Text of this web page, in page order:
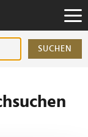
SUCHEN